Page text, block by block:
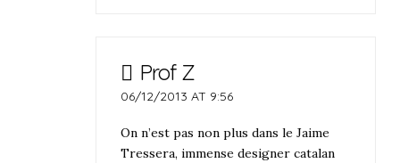
Prof Z
06/12/2013 AT 9:56
On n’est pas non plus dans le Jaime
Tressera, immense designer catalan